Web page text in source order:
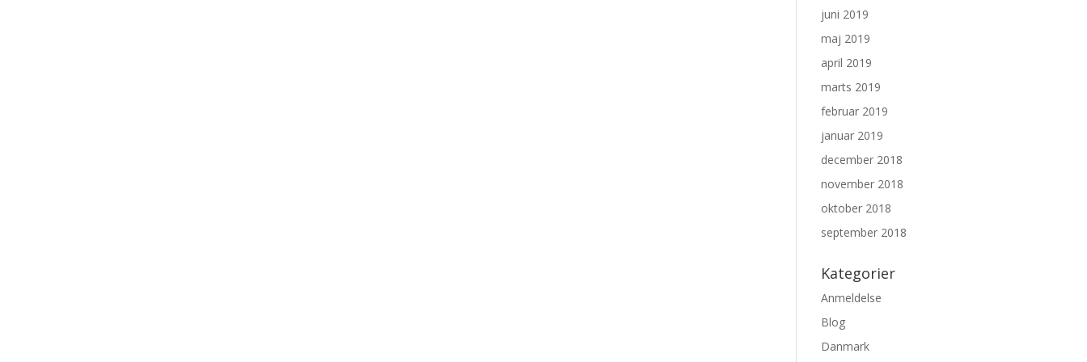
juni 2019
maj 2019
april 2019
marts 2019
februar 2019
januar 2019
december 2018
november 2018
oktober 2018
september 2018
Kategorier
Anmeldelse
Blog
Danmark